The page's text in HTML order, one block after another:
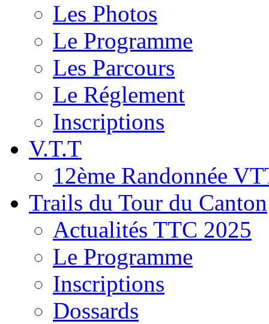
Les Photos
Le Programme
Les Parcours
Le Réglement
Inscriptions
V.T.T
12ème Randonnée
Trails du Tour du Canton
Actualités TTC 2025
Le Programme
Inscriptions
Dossards